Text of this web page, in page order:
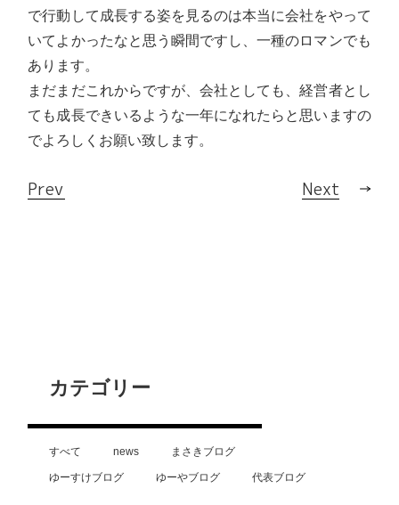
で行動して成長する姿を見るのは本当に会社をやって
いてよかったなと思う瞬間ですし、一種のロマンでも
あります。
まだまだこれからですが、会社としても、経営者とし
ても成長できいるような一年になれたらと思いますの
でよろしくお願い致します。
Prev Next
カテゴリー
すべて news まさきブログ
ゆーすけブログ ゆーやブログ 代表ブログ